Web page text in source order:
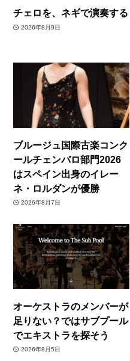
チェロを、ネギで演奏する
2026年8月9日
ブルージュ国際古楽コンク
ールチェンバロ部門2026
はスペイン出身のイレー
ネ・ロルダンが優勝
2026年8月7日
オーケストラのメンバーが
足りない？ではサブプール
でエキストラを探そう
2026年8月5日